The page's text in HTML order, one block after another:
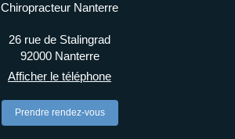
Chiropracteur Nanterre
26 rue de Stalingrad
92000 Nanterre
Afficher le téléphone
Prendre rendez-vous